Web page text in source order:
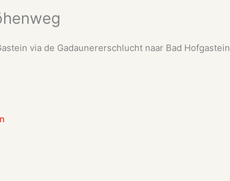
via de Gadaunererschlucht naar Bad Hofgastein